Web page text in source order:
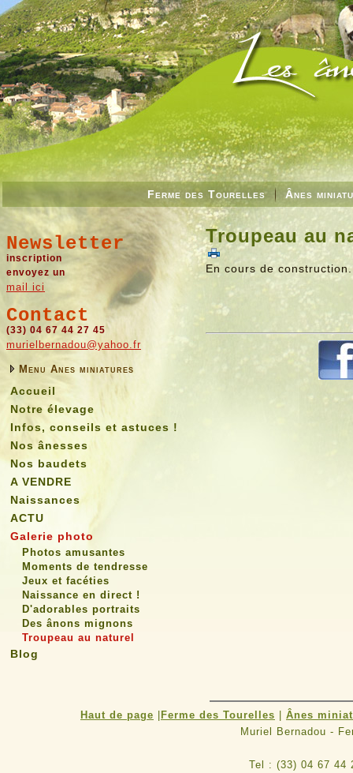
Ferme des Tourelles Ânes
Newsletter
inscription
envoyez un
mail ici
Contact
(33) 04 67 44 27 45
murielbernadou@yahoo.fr
Menu Anes miniatures
Accueil
Notre élevage
Infos, conseils et astuces !
Nos ânesses
Nos baudets
A VENDRE
Naissances
ACTU
Galerie photo
Photos amusantes
Moments de tendresse
Jeux et facéties
Naissance en direct !
D'adorables portraits
Des ânons mignons
Troupeau au naturel
Blog
Troupeau au
En cours de
Haut de page Ferme des Tourelles
Ânes
Muriel Bernadou -
Tel : (33) 04 67 44